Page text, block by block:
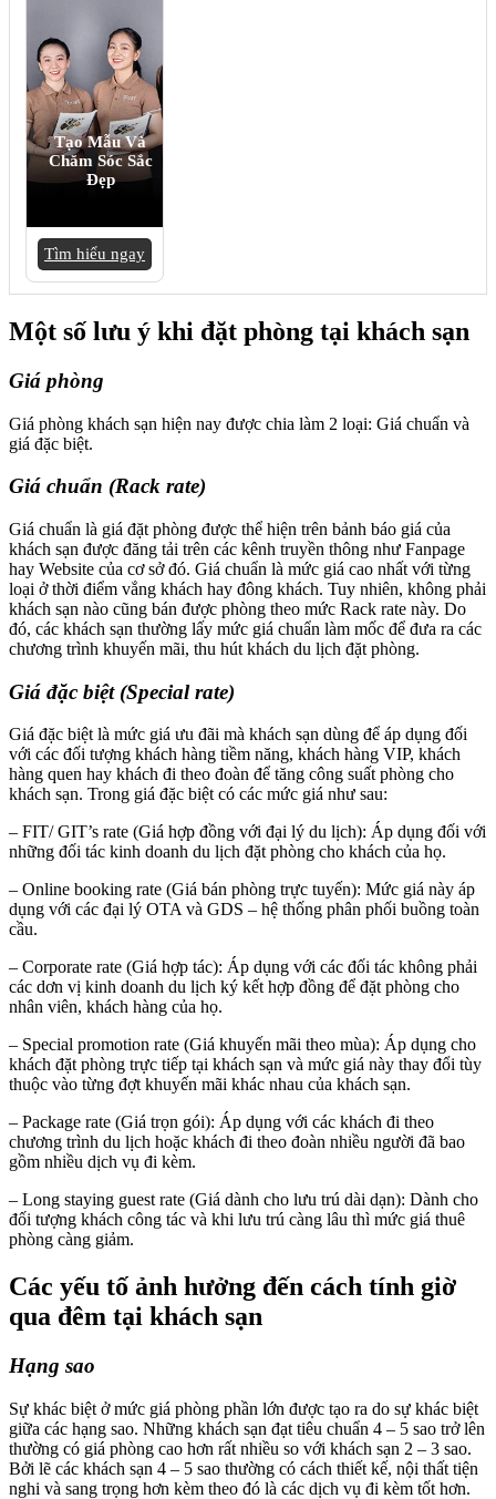
Tạo Mẫu Và
Chăm Sóc Sắc
Đẹp
Tìm hiểu ngay
Một số lưu ý khi đặt phòng tại khách sạn
Giá phòng
Giá phòng khách sạn hiện nay được chia làm 2 loại: Giá chuẩn và
giá đặc biệt.
Giá chuẩn (Rack rate)
Giá chuẩn là giá đặt phòng được thể hiện trên bảnh báo giá của
khách sạn được đăng tải trên các kênh truyền thông như Fanpage
hay Website của cơ sở đó. Giá chuẩn là mức giá cao nhất với từng
loại ở thời điểm vắng khách hay đông khách. Tuy nhiên, không phải
khách sạn nào cũng bán được phòng theo mức Rack rate này. Do
đó, các khách sạn thường lấy mức giá chuẩn làm mốc để đưa ra các
chương trình khuyến mãi, thu hút khách du lịch đặt phòng.
Giá đặc biệt (Special rate)
Giá đặc biệt là mức giá ưu đãi mà khách sạn dùng để áp dụng đối
với các đối tượng khách hàng tiềm năng, khách hàng VIP, khách
hàng quen hay khách đi theo đoàn để tăng công suất phòng cho
khách sạn. Trong giá đặc biệt có các mức giá như sau:
– FIT/ GIT’s rate (Giá hợp đồng với đại lý du lịch): Áp dụng đối với
những đối tác kinh doanh du lịch đặt phòng cho khách của họ.
– Online booking rate (Giá bán phòng trực tuyến): Mức giá này áp
dụng với các đại lý OTA và GDS – hệ thống phân phối buồng toàn
cầu.
– Corporate rate (Giá hợp tác): Áp dụng với các đối tác không phải
các dơn vị kinh doanh du lịch ký kết hợp đồng để đặt phòng cho
nhân viên, khách hàng của họ.
– Special promotion rate (Giá khuyến mãi theo mùa): Áp dụng cho
khách đặt phòng trực tiếp tại khách sạn và mức giá này thay đổi tùy
thuộc vào từng đợt khuyến mãi khác nhau của khách sạn.
– Package rate (Giá trọn gói): Áp dụng với các khách đi theo
chương trình du lịch hoặc khách đi theo đoàn nhiều người đã bao
gồm nhiều dịch vụ đi kèm.
– Long staying guest rate (Giá dành cho lưu trú dài dạn): Dành cho
đối tượng khách công tác và khi lưu trú càng lâu thì mức giá thuê
phòng càng giảm.
Các yếu tố ảnh hưởng đến cách tính giờ
qua đêm tại khách sạn
Hạng sao
Sự khác biệt ở mức giá phòng phần lớn được tạo ra do sự khác biệt
giữa các hạng sao. Những khách sạn đạt tiêu chuẩn 4 – 5 sao trở lên
thường có giá phòng cao hơn rất nhiều so với khách sạn 2 – 3 sao.
Bởi lẽ các khách sạn 4 – 5 sao thường có cách thiết kế, nội thất tiện
nghi và sang trọng hơn kèm theo đó là các dịch vụ đi kèm tốt hơn.